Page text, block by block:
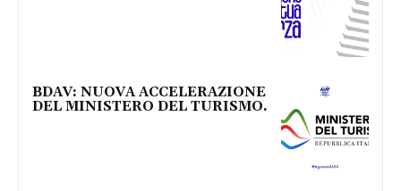
BDAV: NUOVA ACCELERAZIONE
DEL MINISTERO DEL TURISMO.